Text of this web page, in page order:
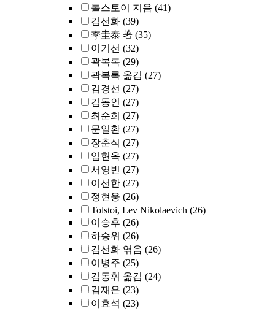
톨스토이 지음 (41)
김선화 (39)
李圭泰 著 (35)
이기선 (32)
곽복록 (29)
곽복록 옮김 (27)
김경선 (27)
김동인 (27)
최순희 (27)
문일환 (27)
장춘식 (27)
임현옥 (27)
서영빈 (27)
이선한 (27)
정현웅 (26)
Tolstoi, Lev Nikolaevich (26)
이승후 (26)
하승위 (26)
김선화 엮음 (26)
이병주 (25)
김동휘 옮김 (24)
김재은 (23)
이효석 (23)